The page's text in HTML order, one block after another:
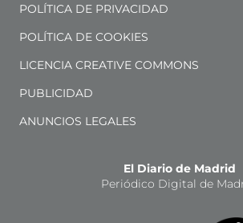
POLÍTICA DE PRIVACIDAD
POLÍTICA DE COOKIES
LICENCIA CREATIVE COMMONS
PUBLICIDAD
ANUNCIOS LEGALES
El Diario de Madrid
Periódico Digital de